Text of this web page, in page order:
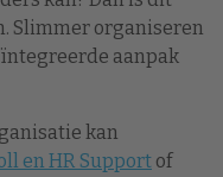
Slimmer organiseren
aanpak
kan
en HR Support of